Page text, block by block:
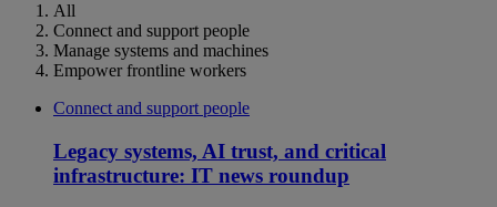
All
Connect and support people
Manage systems and machines
Empower frontline workers
Connect and support people
Legacy systems, AI trust, and critical
infrastructure: IT news roundup